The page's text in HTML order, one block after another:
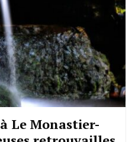
Le Monastier-